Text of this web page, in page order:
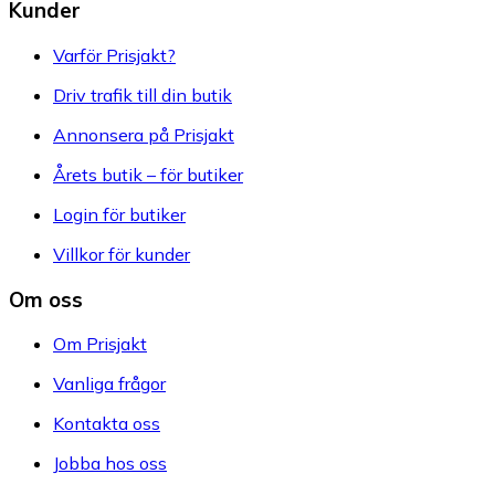
Kunder
Varför Prisjakt?
Driv trafik till din butik
Annonsera på Prisjakt
Årets butik – för butiker
Login för butiker
Villkor för kunder
Om oss
Om Prisjakt
Vanliga frågor
Kontakta oss
Jobba hos oss